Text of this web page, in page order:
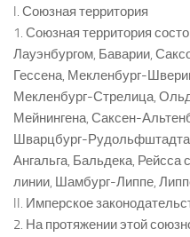
I. Союзная территория
1. Союзная территория
Лауэнбургом, Баварии,
Гессена, Мекленбург-
Мекленбург-Стрелица,
Мейнингена, Саксен-
Шварцбург-
Ангальга, Бальдека,
линии, Шамбург-Липпе,
II. Имперское
2. На протяжении этой